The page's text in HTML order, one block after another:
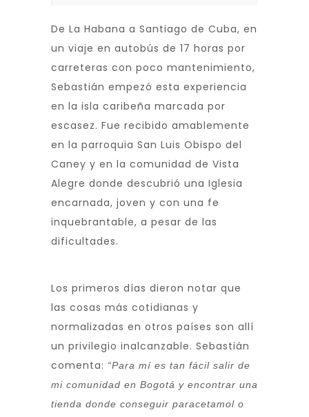
De La Habana a Santiago de Cuba, en
un viaje en autobús de 17 horas por
carreteras con poco mantenimiento,
Sebastián empezó esta experiencia
en la isla caribeña marcada por
escasez. Fue recibido amablemente
en la parroquia San Luis Obispo del
Caney y en la comunidad de Vista
Alegre donde descubrió una Iglesia
encarnada, joven y con una fe
inquebrantable, a pesar de las
dificultades.
Los primeros días dieron notar que
las cosas más cotidianas y
normalizadas en otros países son allí
un privilegio inalcanzable. Sebastián
comenta: “Para mí es tan fácil salir de
mi comunidad en Bogotá y encontrar una
tienda donde conseguir paracetamol o